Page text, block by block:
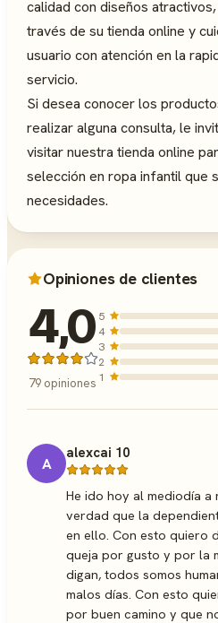
calidad con diseños
través de su tienda online y
usuario con atención en la
servicio.
Si desea conocer los
realizar alguna consulta, le
visitar nuestra tienda online
selección en ropa infantil que
necesidades.
Opiniones de clientes
4,0
79 opiniones
5
4
3
2
1
A
alexcai 10
He ido hoy al mediodía
verdad que la
en ello. Con esto quiero
queja por gusto y por la
digan, todos somos
malos días. Con esto
por buen camino y que